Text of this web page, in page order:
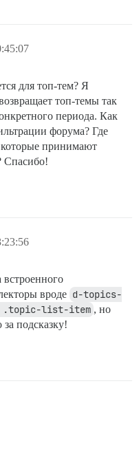
для топ-тем? Я
топ-темы так
периода. Как
форума? Где
принимают
Спасибо!
вроде d-topics-
list-item , но
за подсказку!